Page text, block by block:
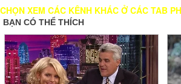
CHỌN XEM CÁC KÊNH KHÁC Ở CÁC TAB